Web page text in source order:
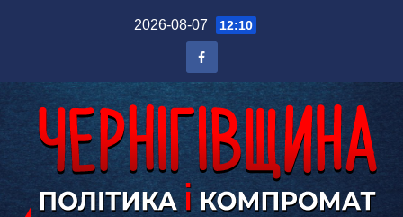
2026-08-07 12:10